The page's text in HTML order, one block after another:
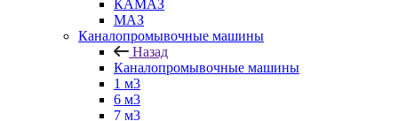
КАМАЗ
МАЗ
Каналопромывочные машины
Назад
Каналопромывочные машины
1 м3
6 м3
7 м3